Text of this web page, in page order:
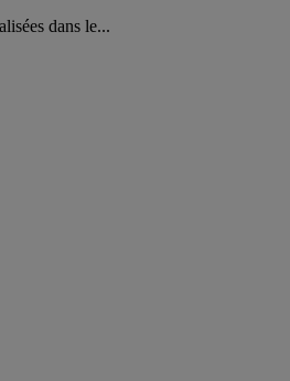
dans le...